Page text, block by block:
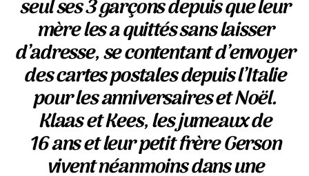
seul ses 3 garçons depuis que leur
mère les a quittés sans laisser
d’adresse, se contentant d’envoyer
des cartes postales depuis l’Italie
pour les anniversaires et Noël.
Klaas et Kees, les jumeaux de
16 ans et leur petit frère Gerson
vivent néanmoins dans une